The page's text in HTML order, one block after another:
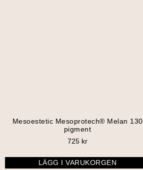
Mesoestetic Mesoprotech® Melan 130
pigment
725 kr
LÄGG I VARUKORGEN